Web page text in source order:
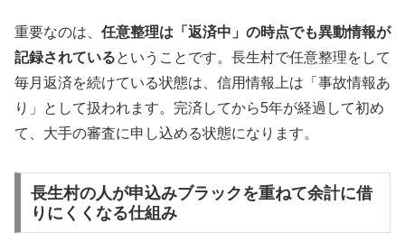
重要なのは、 任意整理は「返済中」の時点でも異動情報が
記録されているということです。長生村で任意整理をして
毎月返済を続けている状態は、信用情報上は「事故情報あ
り」として扱われます。完済してから5年が経過して初め
て、大手の審査に申し込める状態になります。
長生村の人が申込みブラックを重ねて余計に借
りにくくなる仕組み